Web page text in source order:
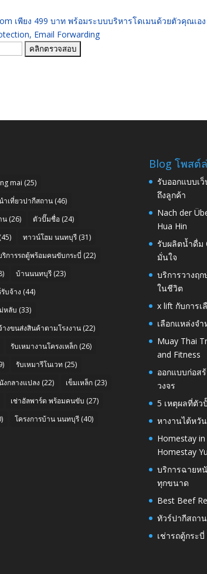
เพียง 499 บาท พร้อมระบบบริหารโดเมนด้วยตัวคุณเอ
Email Forwarding
mai (25)
ำเที่ยวปากีสถาน (46)
น (26) ตัวปั๊มชื่อ (24)
ทาวน์โฮม นนทบุรี (31)
ริการรถตู้พร้อมคนขับกระบี่ (22)
บ้านนนทบุรี (23)
รับจ้าง (44)
หลับ (33)
างขนส่งสินค้าตามโรงงาน (22)
รับเหมางานโครงเหล็ก (26)
รับเหมารีโนเวท (25)
กลางแปลง (22) เข็มเหล็ก (23)
เช่าอัลพาร์ด พร้อมคนขับ (27)
โครงการบ้าน นนทบุรี (40)
Blog โพสต์
รับออกแบบเ
ถึงลูกค้า
Nach der
Hua Hin
รับผลิตน้ำดื่ม
มั่นใจ
บริการวางฤ
ในชีวิต
x lift กับการ
เลือกแหล่งจ
Muay Thai
and Fitness
ออกแบบก่อส
วงจร
5 เหตุผลที่ตั
หางานไต้หวั
Homestay
Homestay
บริการฉายห
ทุกขนาด
Best Beef
ทัวร์ปากีสถา
เช่ารถตู้กระ